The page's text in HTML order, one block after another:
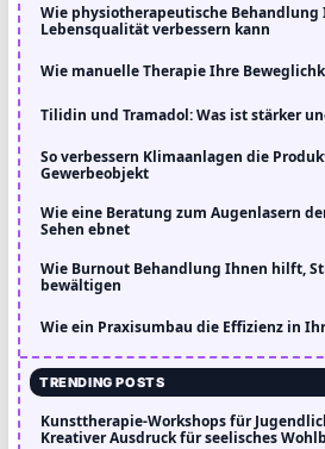
Wie physiotherapeutische
Lebensqualität verbessern kann
Wie manuelle Therapie Ihre
Tilidin und Tramadol: Was ist stärker
So verbessern Klimaanlagen die
Gewerbeobjekt
Wie eine Beratung zum Augenlasern
Sehen ebnet
Wie Burnout Behandlung Ihnen hilft,
bewältigen
Wie ein Praxisumbau die Effizienz in
TRENDING POSTS
Kunsttherapie-Workshops für
Kreativer Ausdruck für seelisches